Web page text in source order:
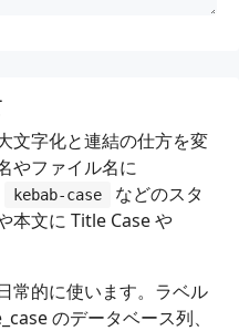
文字化と連結の仕方を変
やファイル名に
kebab-case
などのスタ
本文に Title Case や
常的に使います。ラベル
のデータベース列、